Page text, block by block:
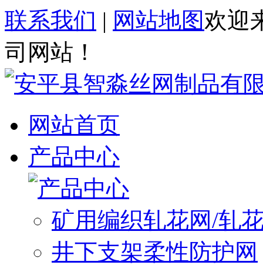
联系我们 | 网站地图欢迎
司网站！
网站首页
产品中心
矿用编织轧花网/轧
井下支架柔性防护网